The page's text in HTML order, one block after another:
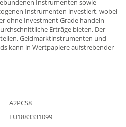
Instrumenten sowie
Instrumenten investiert, wobei
ohne Investment Grade handeln
Erträge bieten. Der
Geldmarktinstrumenten und
kann in Wertpapiere aufstrebender
A2PCS8
LU1883331099